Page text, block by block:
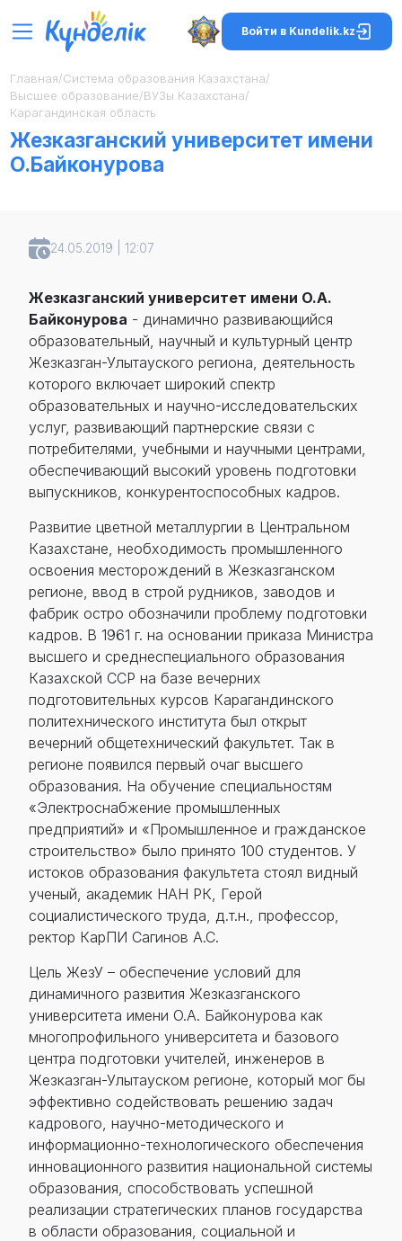
Войти в Kundelik.kz
Главная/Система образования Казахстана/
Высшее образование/ВУЗы Казахстана/
Карагандинская область
Жезказганский университет имени
О.Байконурова
24.05.2019 | 12:07
Жезказганский университет имени О.А.
Байконурова - динамично развивающийся
образовательный, научный и культурный центр
Жезказган-Улытауского региона, деятельность
которого включает широкий спектр
образовательных и научно-исследовательских
услуг, развивающий партнерские связи с
потребителями, учебными и научными центрами,
обеспечивающий высокий уровень подготовки
выпускников, конкурентоспособных кадров.
Развитие цветной металлургии в Центральном
Казахстане, необходимость промышленного
освоения месторождений в Жезказганском
регионе, ввод в строй рудников, заводов и
фабрик остро обозначили проблему подготовки
кадров. В 1961 г. на основании приказа Министра
высшего и среднеспециального образования
Казахской ССР на базе вечерних
подготовительных курсов Карагандинского
политехнического института был открыт
вечерний общетехнический факультет. Так в
регионе появился первый очаг высшего
образования. На обучение специальностям
«Электроснабжение промышленных
предприятий» и «Промышленное и гражданское
строительство» было принято 100 студентов. У
истоков образования факультета стоял видный
ученый, академик НАН РК, Герой
социалистического труда, д.т.н., профессор,
ректор КарПИ Сагинов А.С.
Цель ЖезУ – обеспечение условий для
динамичного развития Жезказганского
университета имени О.А. Байконурова как
многопрофильного университета и базового
центра подготовки учителей, инженеров в
Жезказган-Улытауском регионе, который мог бы
эффективно содействовать решению задач
кадрового, научно-методического и
информационно-технологического обеспечения
инновационного развития национальной системы
образования, способствовать успешной
реализации стратегических планов государства
в области образования, социальной и